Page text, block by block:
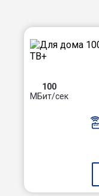
100
МБит/сек